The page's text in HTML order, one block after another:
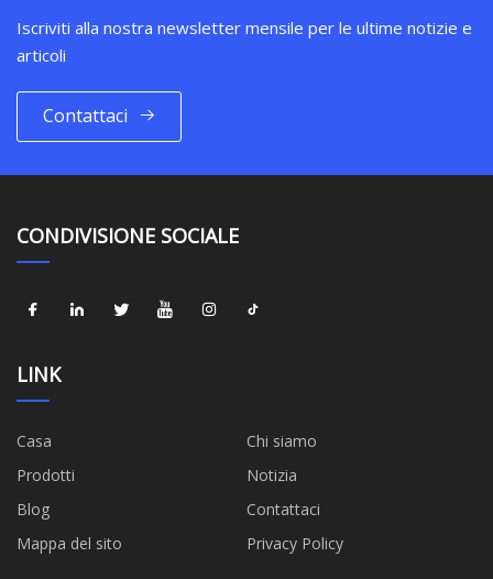
Iscriviti alla nostra newsletter mensile per le ultime notizie e
articoli
Contattaci
CONDIVISIONE SOCIALE
LINK
Casa
Chi siamo
Prodotti
Notizia
Blog
Contattaci
Mappa del sito
Privacy Policy